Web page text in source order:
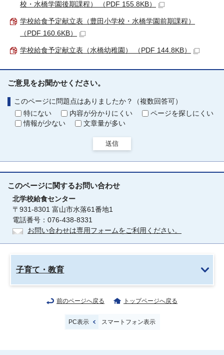
校・水橋学園後期課程） （PDF 155.8KB）
学校給食予定献立表（豊田小学校・水橋学園前期課程）
（PDF 160.6KB）
学校給食予定献立表（水橋幼稚園） （PDF 144.8KB）
ご意見をお聞かせください。
このページに問題点はありましたか？（複数回答可）
特にない
内容が分かりにくい
ページを探しにくい
情報が少ない
文章量が多い
送信
このページに関するお問い合わせ
北学校給食センター
〒931-8301 富山市水落61番地1
電話番号：076-438-8331
お問い合わせは専用フォームをご利用ください。
子育て・教育
前のページへ戻る トップページへ戻る
PC表示 スマートフォン表示